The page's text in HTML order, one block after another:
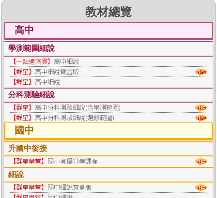
教材總覽
高中
學測範圍細說
【一點通滿貫】 高中細說
【群星】 高中細說寶盒版
【群星】 高中細說
分科測驗細說
【群星】 高中分科測驗細說(含學測範圍)
【群星】 高中分科測驗細說(選修範圍)
國中
升國中銜接
【群星學堂】 國小資優升學課程
細說
【群星學堂】 國中細說寶盒版